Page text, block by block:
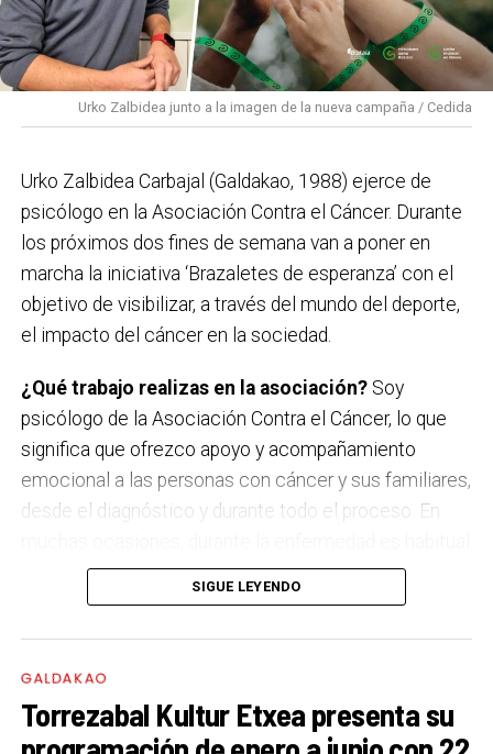
PROGRAMA CONCIERTOS SANTAKURTZAK 2026
Viernes 11 de septiembre
Sábado 12 de septiembre
Kaotiko
Viernes 18 de septiembre
Les Testarudes
Sábado 19 de septiembre
Urko Zalbidea junto a la imagen de la nueva campaña / Cedida
Urko Zalbidea Carbajal (Galdakao, 1988) ejerce de
psicólogo en la Asociación Contra el Cáncer. Durante
los próximos dos fines de semana van a poner en
marcha la iniciativa ‘Brazaletes de esperanza’ con el
objetivo de visibilizar, a través del mundo del deporte,
el impacto del cáncer en la sociedad.
¿Qué trabajo realizas en la asociación? Soy
psicólogo de la Asociación Contra el Cáncer, lo que
significa que ofrezco apoyo y acompañamiento
emocional a las personas con cáncer y sus familiares,
desde el diagnóstico y durante todo el proceso. En
que surjan miedos, dudas, incertidumbre y mucho
sufrimiento. Mi labor es estar a su lado en esos
momentos tan duros, escucharles, orientarles y
‘El brazalete verde de la Esperanza’. ¿Qué buscáis
con esta campaña? El 4 de febrero es el Día Mundial
SIGUE LEYENDO
GALDAKAO
Torrezabal Kultur Etxea presenta su